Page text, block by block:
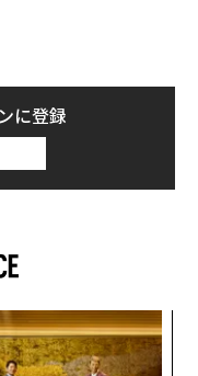
に登録